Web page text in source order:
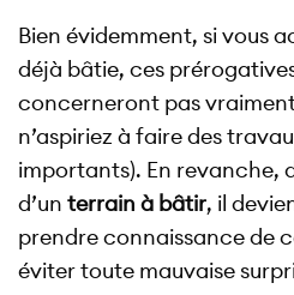
Bien évidemment, si vous
déjà bâtie, ces
concerneront pas
n’aspiriez à faire des
importants). En revanche,
d’unterrain à bâtir, il
prendre connaissance de
éviter toute mauvaise